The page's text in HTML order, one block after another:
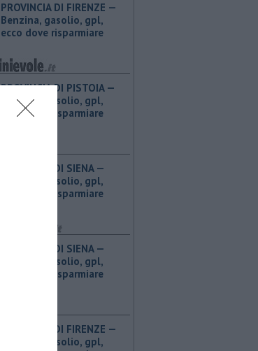
PROVINCIA DI FIRENZE — ​
Benzina, gasolio, gpl,
ecco dove risparmiare
PROVINCIA DI PISTOIA — ​
Benzina, gasolio, gpl,
ecco dove risparmiare
PROVINCIA DI SIENA — ​
Benzina, gasolio, gpl,
ecco dove risparmiare
PROVINCIA DI SIENA — ​
Benzina, gasolio, gpl,
ecco dove risparmiare
PROVINCIA DI FIRENZE — ​
Benzina, gasolio, gpl,